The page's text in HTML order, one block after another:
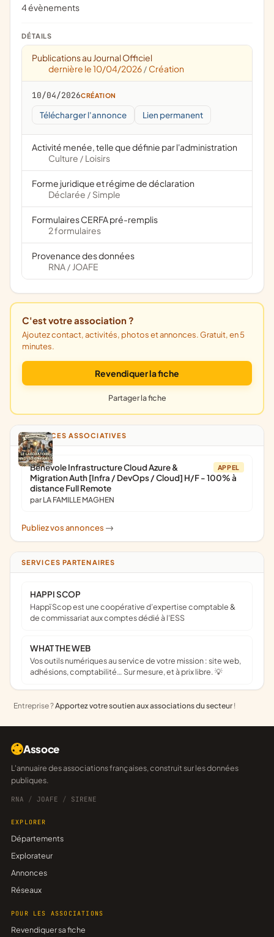
4 évènements
DÉTAILS
Publications au Journal Officiel
dernière le 10/04/2026 / Création
10/04/2026CRÉATION
Télécharger l'annonce Lien permanent
Activité menée, telle que définie par l'administration
Culture / Loisirs
Forme juridique et régime de déclaration
Déclarée / Simple
Formulaires CERFA pré-remplis
2 formulaires
Provenance des données
RNA / JOAFE
C'est votre association ?
Ajoutez contact, activités, photos et annonces. Gratuit, en 5
minutes.
Revendiquer la fiche
Partager la fiche
ANNONCES ASSOCIATIVES
APPEL
Bénévole Infrastructure Cloud Azure &
Migration Auth [Infra / DevOps / Cloud] H/F - 100% à
distance Full Remote
par LA FAMILLE MAGHEN
Publiez vos annonces ->
SERVICES PARTENAIRES
HAPPI SCOP
Happï Scop est une coopérative d’expertise comptable &
de commissariat aux comptes dédié à l'ESS
WHAT THE WEB
Vos outils numériques au service de votre mission : site web,
adhésions, comptabilité… Sur mesure, et à prix libre. 💡
Entreprise ?Apportez votre soutien aux associations du secteur !
Assoce
L'annuaire des associations françaises, construit sur les données
publiques.
RNA / JOAFE / SIRENE
EXPLORER
Départements
Explorateur
Annonces
Réseaux
POUR LES ASSOCIATIONS
Revendiquer sa fiche